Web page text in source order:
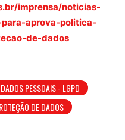
imprensa/noticias-
aprova-politica-
de-dados
PESSOAIS - LGPD
DE DADOS